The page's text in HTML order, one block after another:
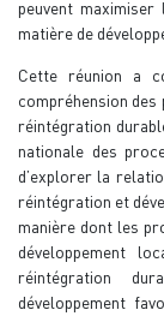
peuvent
matière de
Cette réunion a
compréhension
réintégration
nationale des
d’explorer la
réintégration et
manière dont les
développement
réintégration
développement